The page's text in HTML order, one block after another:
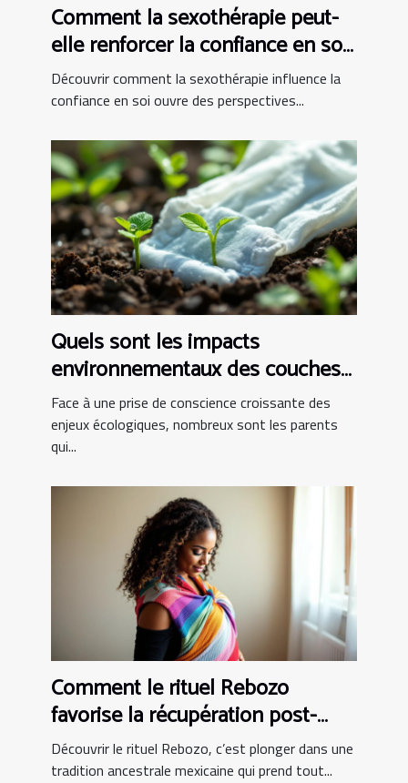
Comment la sexothérapie peut-
elle renforcer la confiance en soi
?
Découvrir comment la sexothérapie influence la
confiance en soi ouvre des perspectives...
Quels sont les impacts
environnementaux des couches
bio ?
Face à une prise de conscience croissante des
enjeux écologiques, nombreux sont les parents
qui...
Comment le rituel Rebozo
favorise la récupération post-
partum ?
Découvrir le rituel Rebozo, c’est plonger dans une
tradition ancestrale mexicaine qui prend tout...